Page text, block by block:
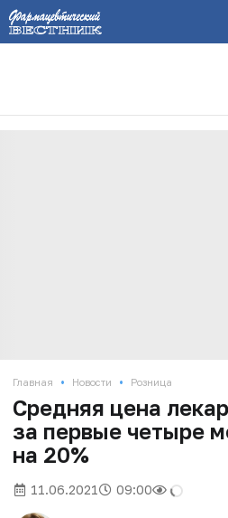
Главная • Новости • Розница
Средняя цена
за первые четыре
на 20%
11.06.2021 09:00